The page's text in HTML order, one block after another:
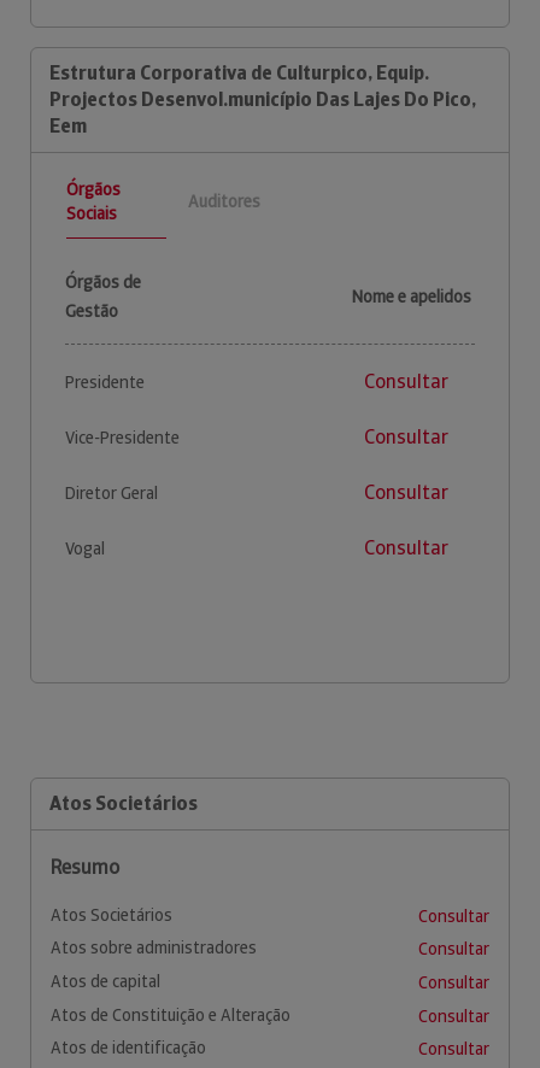
Estrutura Corporativa de Culturpico, Equip.
Projectos Desenvol.município Das Lajes Do Pico,
Eem
Órgãos
Sociais
Auditores
Órgãos de
Gestão
Nome e apelidos
Presidente Consultar
Vice-Presidente Consultar
Diretor Geral Consultar
Vogal Consultar
Atos Societários
Resumo
Atos Societários
Consultar
Atos sobre administradores
Consultar
Atos de capital
Consultar
Atos de Constituição e Alteração
Consultar
Atos de identificação
Consultar